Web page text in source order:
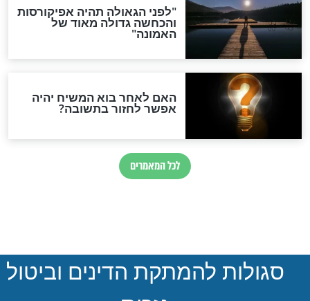
הותר לפרסום: לוחמי מילואים
נהרגו בדרום לבנון
ההסכם החשאי של טראמפ
סימני שאלה